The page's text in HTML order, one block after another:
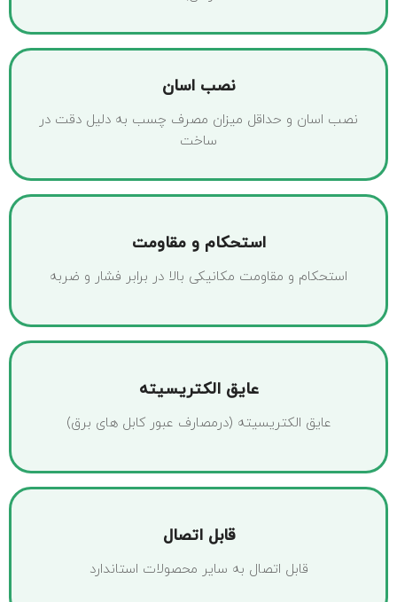
نصب اسان
نصب اسان و حداقل میزان مصرف چسب به دلیل دقت در
ساخت
استحکام و مقاومت
استحکام و مقاومت مکانیکی بالا در برابر فشار و ضربه
عایق الکتریسیته
عایق الکتریسیته (درمصارف عبور کابل های برق)
قابل اتصال
قابل اتصال به سایر محصولات استاندارد